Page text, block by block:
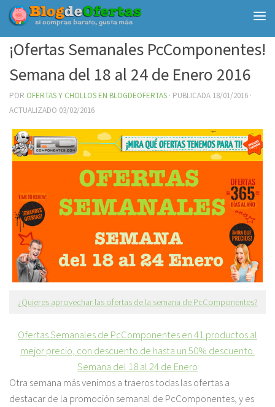
Debajo del contenido
¡Ofertas Semanales PcComponentes!
Semana del 18 al 24 de Enero 2016
POR OFERTAS Y CHOLLOS EN BLOGDEOFERTAS · PUBLICADA 18/01/2016 ·
ACTUALIZADO 03/02/2016
¿Quieres aprovechar las ofertas de la semana de PcComponentes?
Ofertas Semanales de PcComponentes en 41 productos al
mejor precio, con descuento de hasta un 50% descuento.
Semana del 18 al 24 de Enero
Otra semana más venimos a traeros todas las ofertas a
destacar de la promoción semanal de PcComponentes, y es